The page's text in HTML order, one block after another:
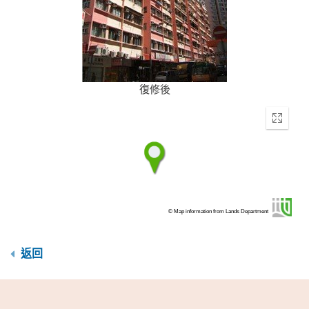
復修後
Enter
© Map information from Lands Department
返回